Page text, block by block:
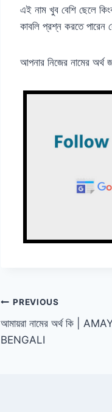
এই নাম খুব বেশি ছেলে
কাবলি প্রশ্ন করতে পারেন
আপনার নিজের নামের অর্থ
Post
navigation
PREVIOUS
আমায়রা নামের অর্থ কি |
BENGALI